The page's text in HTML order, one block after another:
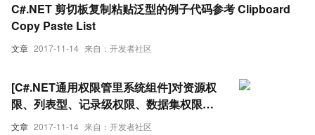
文章 2017-11-14 来自：开发者社区
C#.NET 剪切板复制粘贴泛型的例子代码参考 Clipboard
Copy Paste List
文章 2017-11-14 来自：开发者社区
[C#.NET通用权限管里系统组件]对资源权
限、列表型、记录级权限、数据集权限的
实现参考